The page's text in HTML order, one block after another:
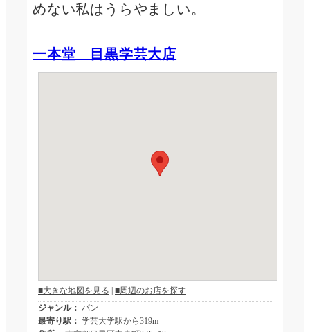
めない私はうらやましい。
一本堂 目黒学芸大店